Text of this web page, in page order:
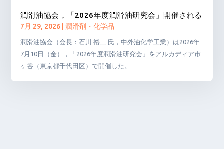
潤滑油協会，「2026年度潤滑油研究会」開催される
7月 29, 2026 |潤滑剤・化学品
潤滑油協会（会長：石川 裕二 氏，中外油化学工業）は2026年
7月10日（金），「2026年度潤滑油研究会」をアルカディア市
ヶ谷（東京都千代田区）で開催した。